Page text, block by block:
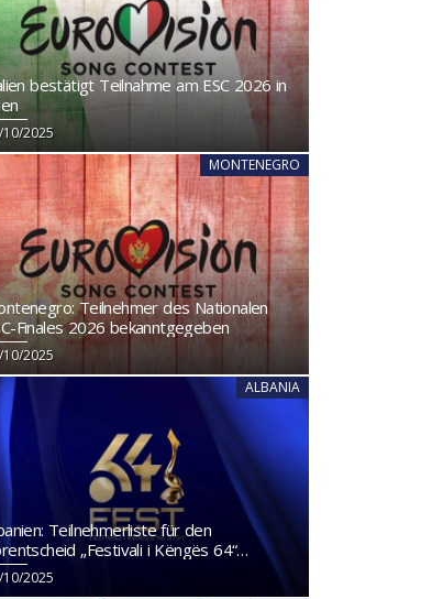
bestätigt Teilnahme am ESC 2026 in
10/2025
MONTENEGRO
Teilnehmer des Nationalen
Finales 2026 bekanntgegeben
10/2025
ALBANIA
Teilnehmerliste für den
„Festivali i Këngës 64“
10/2025